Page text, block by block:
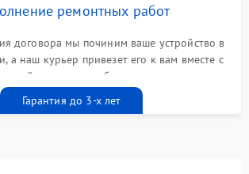
ремонтных работ
договора мы починим ваше устройство в
а наш курьер привезет его к вам вместе с
талоном бесплатно
Гарантия до 3-х лет